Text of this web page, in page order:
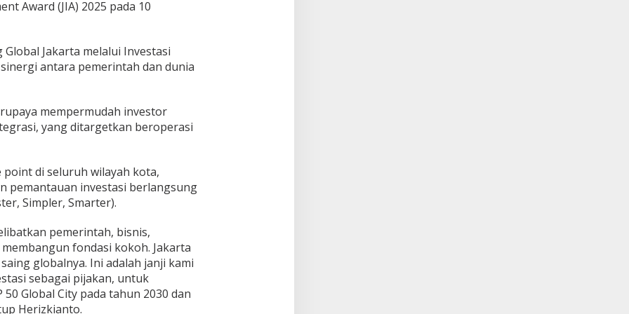
Award (JIA) 2025 pada 10
Jakarta melalui Investasi
antara pemerintah dan dunia
mempermudah investor
yang ditargetkan beroperasi
point di seluruh wilayah kota,
pemantauan investasi berlangsung
Simpler, Smarter).
pemerintah, bisnis,
fondasi kokoh. Jakarta
globalnya. Ini adalah janji kami
sebagai pijakan, untuk
Global City pada tahun 2030 dan
Herizkianto.